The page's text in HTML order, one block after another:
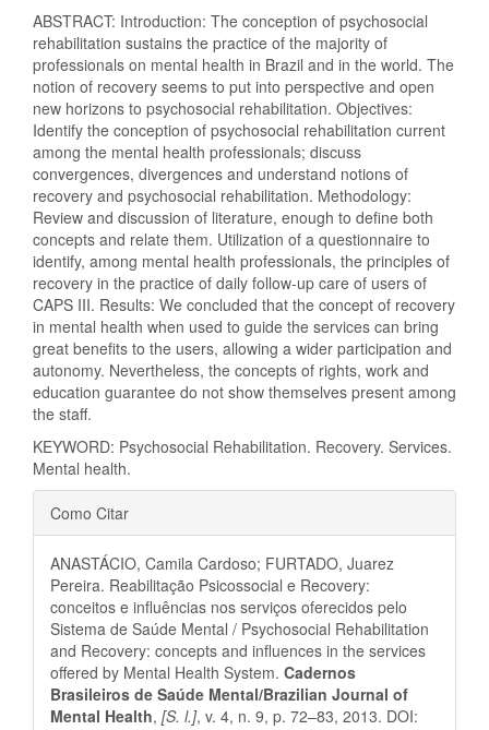
ABSTRACT: Introduction: The conception of psychosocial
rehabilitation sustains the practice of the majority of
professionals on mental health in Brazil and in the world. The
notion of recovery seems to put into perspective and open
new horizons to psychosocial rehabilitation. Objectives:
Identify the conception of psychosocial rehabilitation current
among the mental health professionals; discuss
convergences, divergences and understand notions of
recovery and psychosocial rehabilitation. Methodology:
Review and discussion of literature, enough to define both
concepts and relate them. Utilization of a questionnaire to
identify, among mental health professionals, the principles of
recovery in the practice of daily follow-up care of users of
CAPS III. Results: We concluded that the concept of recovery
in mental health when used to guide the services can bring
great benefits to the users, allowing a wider participation and
autonomy. Nevertheless, the concepts of rights, work and
education guarantee do not show themselves present among
the staff.
KEYWORD: Psychosocial Rehabilitation. Recovery. Services.
Mental health.
Detalhes
do
artigo
Como Citar
ANASTÁCIO, Camila Cardoso; FURTADO, Juarez
Pereira. Reabilitação Psicossocial e Recovery:
conceitos e influências nos serviços oferecidos pelo
Sistema de Saúde Mental / Psychosocial Rehabilitation
and Recovery: concepts and influences in the services
offered by Mental Health System. Cadernos
Brasileiros de Saúde Mental/Brazilian Journal of
Mental Health, [S. l.], v. 4, n. 9, p. 72–83, 2013. DOI: